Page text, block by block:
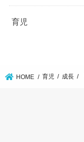
育児
HOME 育児 成長